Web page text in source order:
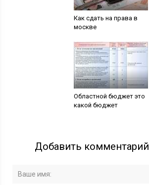
Как сдать на права в
москве
Областной бюджет это
какой бюджет
Добавить комментарий